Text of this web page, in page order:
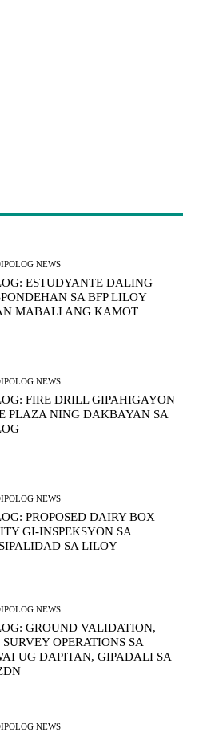
NEWS
ESTUDYANTE DALING
SA BFP LILOY
MABALI ANG KAMOT
NEWS
FIRE DRILL GIPAHIGAYON
PLAZA NING DAKBAYAN SA
NEWS
PROPOSED DAIRY BOX
GI-INSPEKSYON SA
SA LILOY
NEWS
GROUND VALIDATION,
OPERATIONS SA
UG DAPITAN, GIPADALI SA
NEWS